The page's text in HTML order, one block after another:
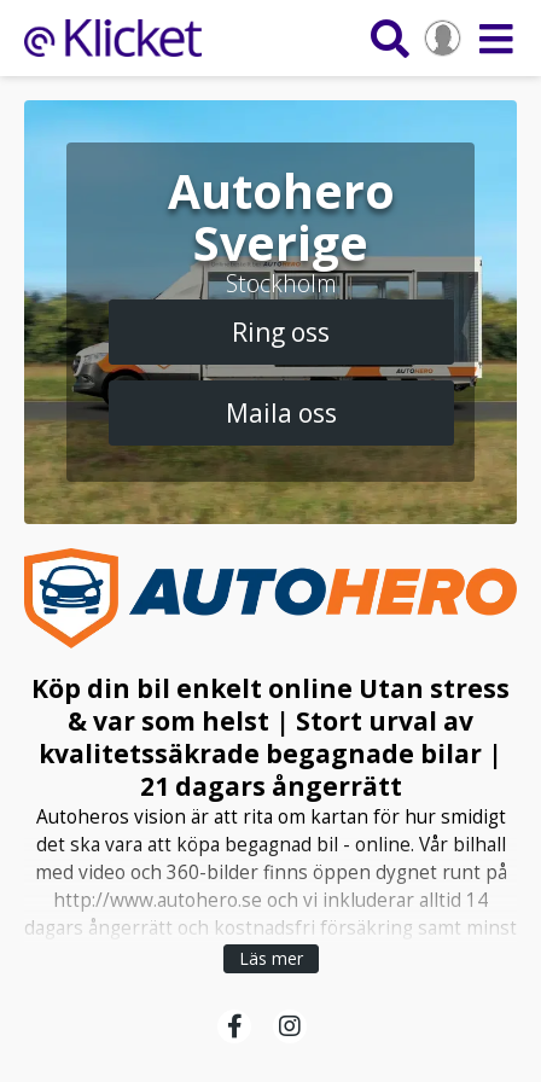
Autohero
Sverige
Stockholm
Ring oss
Maila oss
Köp din bil enkelt online Utan stress
& var som helst | Stort urval av
kvalitetssäkrade begagnade bilar |
21 dagars ångerrätt
Autoheros vision är att rita om kartan för hur smidigt
det ska vara att köpa begagnad bil - online. Vår bilhall
med video och 360-bilder finns öppen dygnet runt på
http://www.autohero.se och vi inkluderar alltid 14
dagars ångerrätt och kostnadsfri försäkring samt minst
6 månaders garanti. Vi genomför kostnadsfri
föredrar att hämta din köpta bil på vårt leveranscenter
i Arlandastad utanför Stockholm vilket är möjligt
Läs mer